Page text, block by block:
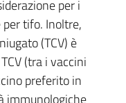
per i
tifo. Inoltre,
(TCV) è
(tra i vaccini
preferito in
immunologiche